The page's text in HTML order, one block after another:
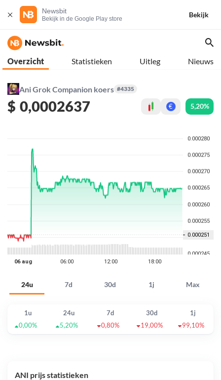
Newsbit
Bekijk in de Google Play store
Bekijk
Overzicht Statistieken Uitleg Nieuws
Ani Grok Companion koers #4335
$ 0,0002637 € 5,20%
24u 7d 30d 1j Max
1u 24u 7d 30d
1j
0,00%
5,20% 0,80% 19,00% 99,10%
ANI prijs statistieken